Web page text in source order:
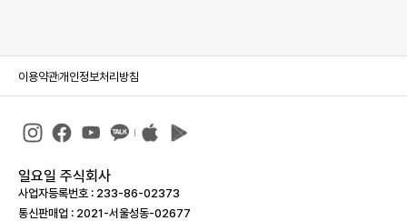
이용약관개인정보처리방침
일요일 주식회사
사업자등록번호 : 233-86-023­73
통신판매업 : 2021-서울성동-02677